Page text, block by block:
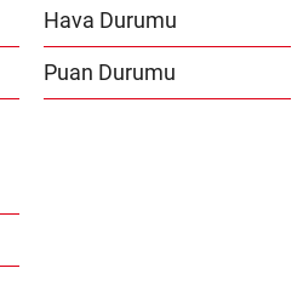
Hava Durumu
Puan Durumu